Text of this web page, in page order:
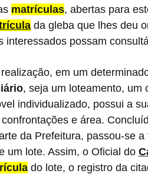
matrículas, abertas para
da gleba que lhes deu
interessados possam
em um
, seja um loteamento, um
individualizado, possui a
e área.
da Prefeitura, passou-se
um lote. Assim, o Oficial do
do lote, o registro da